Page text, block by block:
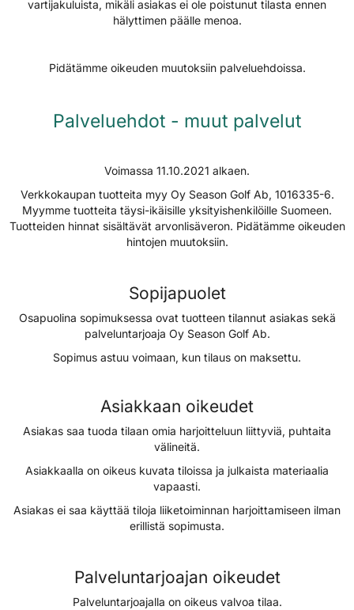
vartijakuluista, mikäli asiakas ei ole poistunut tilasta ennen
hälyttimen päälle menoa.
Pidätämme oikeuden muutoksiin palveluehdoissa.
Palveluehdot - muut palvelut
Voimassa 11.10.2021 alkaen.
Verkkokaupan tuotteita myy Oy Season Golf Ab, 1016335-6.
Myymme tuotteita täysi-ikäisille yksityishenkilöille Suomeen.
Tuotteiden hinnat sisältävät arvonlisäveron. Pidätämme oikeuden
hintojen muutoksiin.
Sopijapuolet
Osapuolina sopimuksessa ovat tuotteen tilannut asiakas sekä
palveluntarjoaja Oy Season Golf Ab.
Sopimus astuu voimaan, kun tilaus on maksettu.
Asiakkaan oikeudet
Asiakas saa tuoda tilaan omia harjoitteluun liittyviä, puhtaita
välineitä.
Asiakkaalla on oikeus kuvata tiloissa ja julkaista materiaalia
vapaasti.
Asiakas ei saa käyttää tiloja liiketoiminnan harjoittamiseen ilman
erillistä sopimusta.
Palveluntarjoajan oikeudet
Palveluntarjoajalla on oikeus valvoa tilaa.